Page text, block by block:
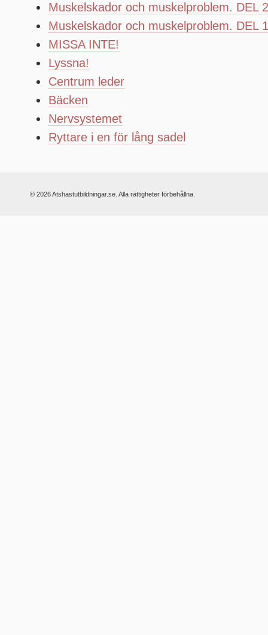
Muskelskador och muskelproblem. DEL 2
Muskelskador och muskelproblem. DEL 1
MISSA INTE!
Lyssna!
Centrum leder
Bäcken
Nervsystemet
Ryttare i en för lång sadel
© 2026 Atshastutbildningar.se. Alla rättigheter förbehållna.